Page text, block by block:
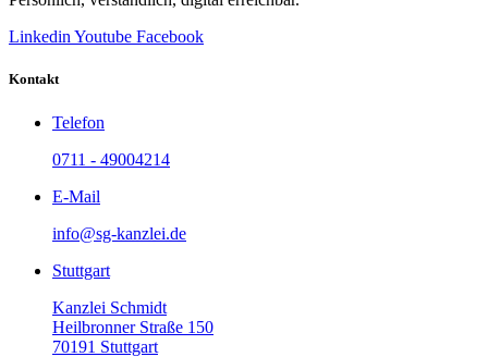
Linkedin Youtube Facebook
Kontakt
Telefon
0711 - 49004214
E-Mail
info@sg-kanzlei.de
Stuttgart
Kanzlei Schmidt
Heilbronner Straße 150
70191 Stuttgart